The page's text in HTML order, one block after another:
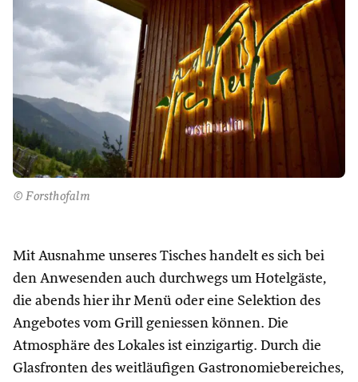
© Forsthofalm
Mit Ausnahme unseres Tisches handelt es sich bei
den Anwesenden auch durchwegs um Hotelgäste,
die abends hier ihr Menü oder eine Selektion des
Angebotes vom Grill geniessen können. Die
Atmosphäre des Lokales ist einzigartig. Durch die
Glasfronten des weitläufigen Gastronomiebereiches,